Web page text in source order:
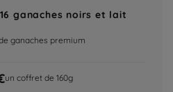
ganaches noirs et lait
ganaches premium
un coffret de 160g